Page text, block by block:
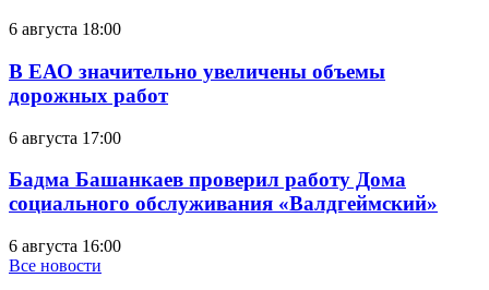
6 августа 18:00
В ЕАО значительно увеличены объемы
дорожных работ
6 августа 17:00
Бадма Башанкаев проверил работу Дома
социального обслуживания «Валдгеймский»
6 августа 16:00
Все новости